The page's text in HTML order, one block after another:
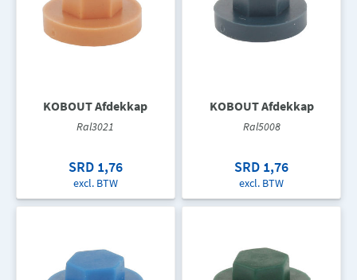
KOBOUT Afdekkap
Ral3021
SRD 1,76
excl. BTW
KOBOUT Afdekkap
Ral5008
SRD 1,76
excl. BTW